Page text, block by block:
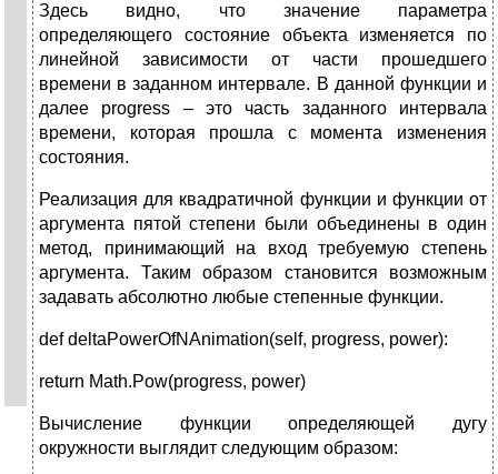
Здесь видно, что значение параметра
определяющего состояние объекта изменяется по
линейной зависимости от части прошедшего
времени в заданном интервале. В данной функции и
далее progress – это часть заданного интервала
времени, которая прошла с момента изменения
состояния.
Реализация для квадратичной функции и функции от
аргумента пятой степени были объединены в один
метод, принимающий на вход требуемую степень
аргумента. Таким образом становится возможным
задавать абсолютно любые степенные функции.
def deltaPowerOfNAnimation(self, progress, power):
return Math.Pow(progress, power)
Вычисление функции определяющей дугу
окружности выглядит следующим образом: